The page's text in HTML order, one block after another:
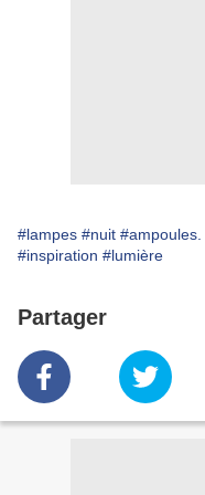
#lampes #nuit #ampoules.
#inspiration #lumière
Partager